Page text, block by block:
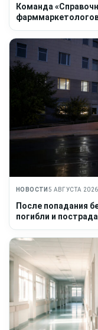
Команда
НОВОСТИ 5 АВГУСТА 2026
После попадания
погибли и